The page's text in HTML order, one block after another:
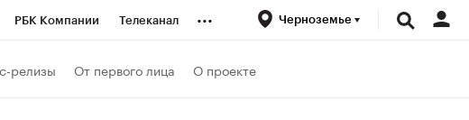
РБК Компании Телеканал ... Черноземье
релизы От первого лица О проекте